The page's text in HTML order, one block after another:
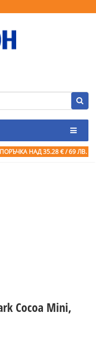
НАД 35.28 € / 69 ЛВ.
Cocoa Mini,